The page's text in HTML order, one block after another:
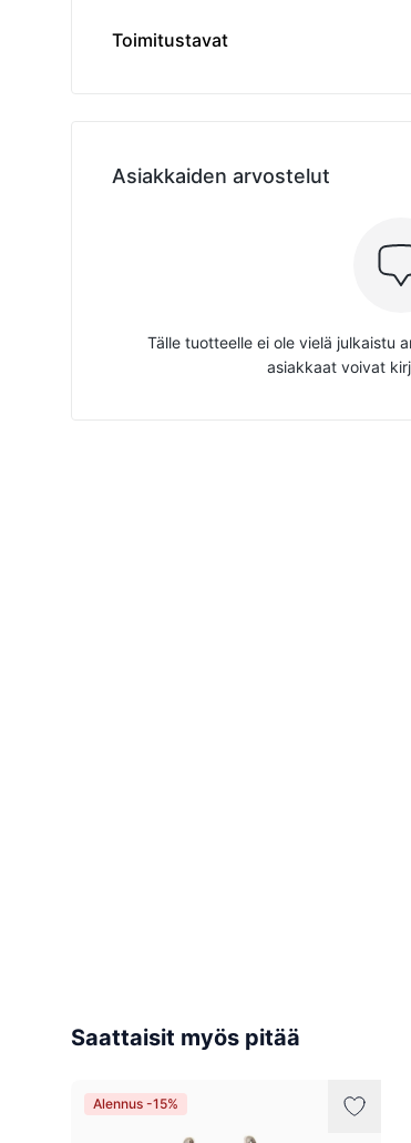
Toimitustavat
Asiakkaiden arvostelut
Tälle tuotteelle ei ole vielä julkaistu
asiakkaat voivat
Saattaisit myös pitää
Alennus -15%